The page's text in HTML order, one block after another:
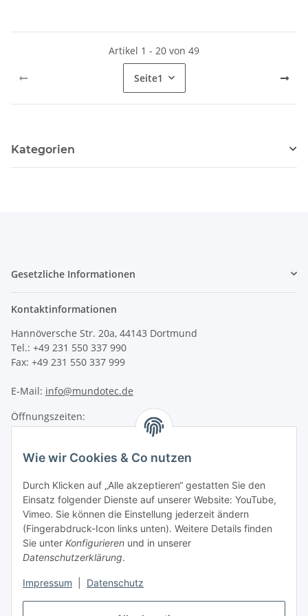
Wie wir Cookies & Co nutzen
Durch Klicken auf „Alle akzeptieren“ gestatten Sie den
Einsatz folgender Dienste auf unserer Website: YouTube,
Vimeo. Sie können die Einstellung jederzeit ändern
(Fingerabdruck-Icon links unten). Weitere Details finden
Sie unter Konfigurieren und in unserer
Datenschutzerklärung.
Impressum Datenschutz
Artikel 1 - 20 von 49
Seite1
Kategorien
Gesetzliche Informationen
Kontaktinformationen
Hannöversche Str. 20a, 44143 Dortmund
Tel.: +49 231 550 337 990
Fax: +49 231 550 337 999
E-Mail: info@mundotec.de
Öffnungszeiten:
Montag - Freitag 09:00 - 17:00 Uhr
mundotec GmbH Support
Typisch antworten wir sofort